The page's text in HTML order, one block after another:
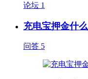
论坛 1
充电宝押金什
问答 5